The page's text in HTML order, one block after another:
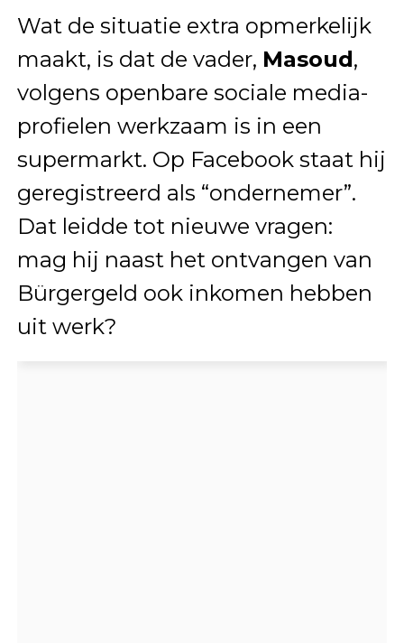
Wat de situatie extra opmerkelijk
maakt, is dat de vader, Masoud,
volgens openbare sociale media-
profielen werkzaam is in een
supermarkt. Op Facebook staat hij
geregistreerd als “ondernemer”.
Dat leidde tot nieuwe vragen:
mag hij naast het ontvangen van
Bürgergeld ook inkomen hebben
uit werk?